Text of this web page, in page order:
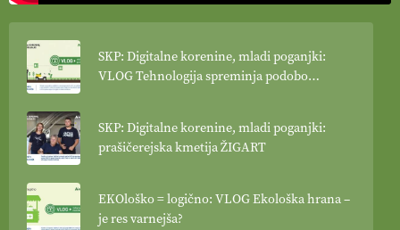
SKP: Digitalne korenine, mladi poganjki:
VLOG Tehnologija spreminja podobo
SKP: Digitalne korenine, mladi poganjki:
prašičerejska kmetija ŽIGART
EKOloško = logično: VLOG Ekološka hrana –
je res varnejša?